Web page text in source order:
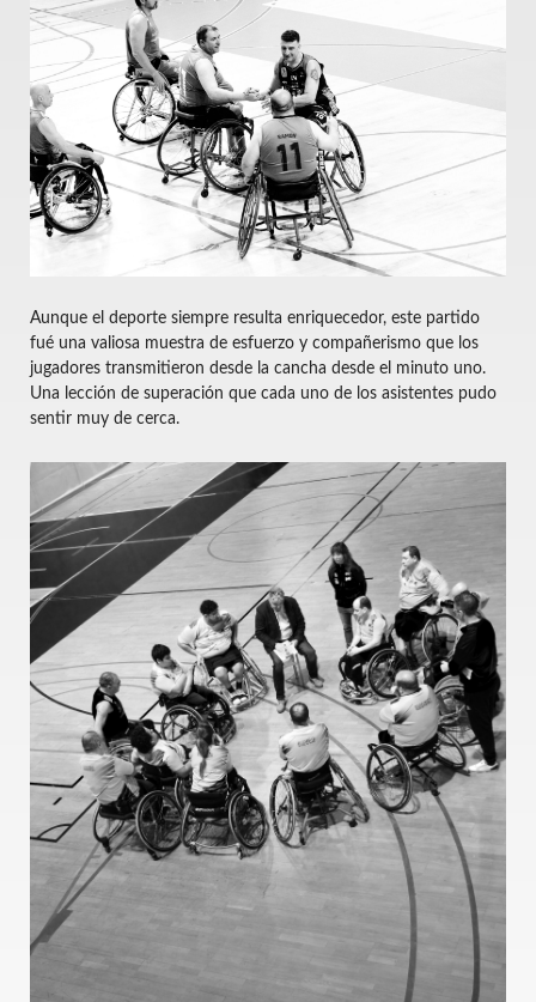
Aunque el deporte siempre resulta enriquecedor, este partido
fué una valiosa muestra de esfuerzo y compañerismo que los
jugadores transmitieron desde la cancha desde el minuto uno.
Una lección de superación que cada uno de los asistentes pudo
sentir muy de cerca.